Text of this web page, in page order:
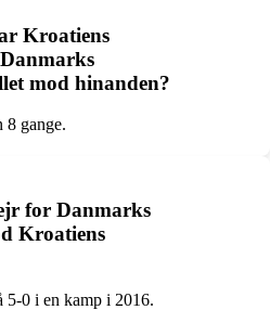
Kroatiens
mod hinanden?
8 gange.
for Danmarks
Kroatiens
5-0 i en kamp i 2016.